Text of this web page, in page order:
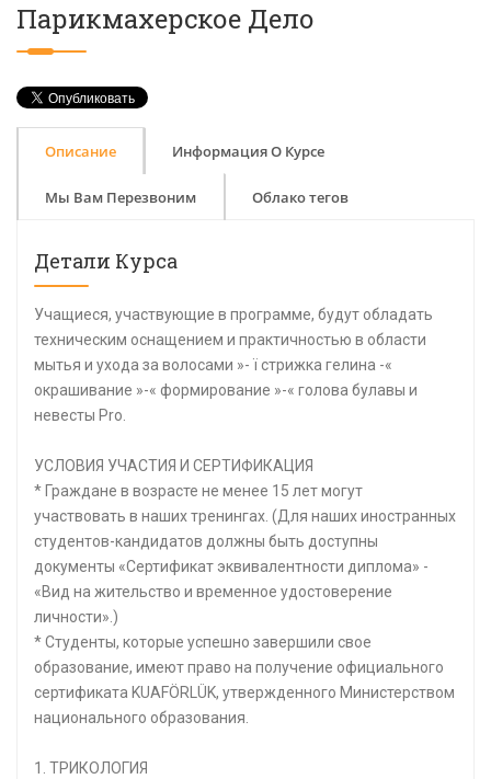
Парикмахерское Дело
Описание Информация О Курсе
Мы Вам Перезвоним Облако тегов
Детали Курса
Учащиеся, участвующие в программе, будут обладать
техническим оснащением и практичностью в области
мытья и ухода за волосами »- ï стрижка гелина -«
окрашивание »-« формирование »-« голова булавы и
невесты Pro.
УСЛОВИЯ УЧАСТИЯ И СЕРТИФИКАЦИЯ
* Граждане в возрасте не менее 15 лет могут
участвовать в наших тренингах. (Для наших иностранных
студентов-кандидатов должны быть доступны
документы «Сертификат эквивалентности диплома» -
«Вид на жительство и временное удостоверение
личности».)
* Студенты, которые успешно завершили свое
образование, имеют право на получение официального
сертификата KUAFÖRLÜK, утвержденного Министерством
национального образования.
1. ТРИКОЛОГИЯ